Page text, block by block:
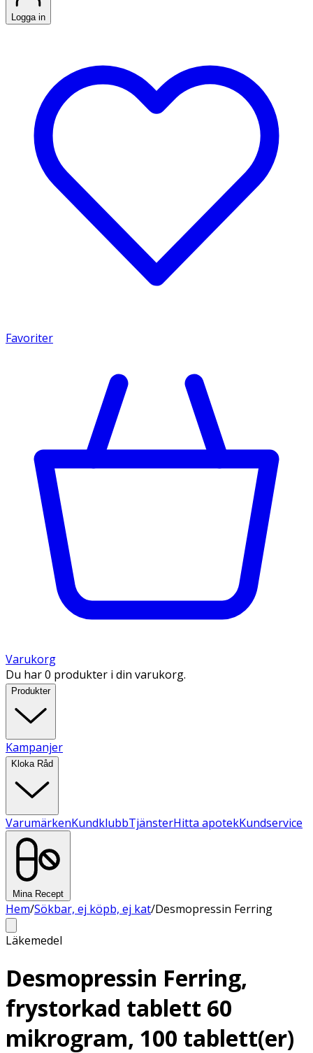
Logga in
Favoriter
Varukorg
Du har 0 produkter i din varukorg.
Produkter
Kampanjer
Kloka Råd
VarumärkenKundklubbTjänsterHitta apotekKundservice
Mina Recept
Hem/Sökbar, ej köpb, ej kat/Desmopressin Ferring
Läkemedel
Desmopressin Ferring,
frystorkad tablett 60
mikrogram, 100 tablett(er)